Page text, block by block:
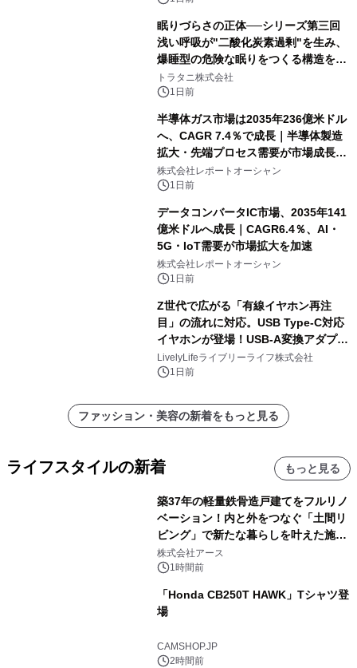
眠りづらさの正体──シリーズ第三回
浅い呼吸が"二酸化炭素過剰"を生み、
爆睡型の危険な眠りをつくる構造を解
説
トラタニ株式会社
1日前
半導体ガス市場は2035年236億米ドル
へ、CAGR 7.4％で成長｜半導体製造
拡大・先端プロセス需要が市場成長を
加速
株式会社レポートオーシャン
1日前
データコンバータIC市場、2035年141
億米ドルへ成長｜CAGR6.4％、AI・
5G・IoT需要が市場拡大を加速
株式会社レポートオーシャン
1日前
Z世代で広がる「有線イヤホン再注
目」の流れに対応。USB Type-C対応
イヤホンが登場！USB-A変換アダプタ
ー付きでスマホからパソコンまで幅広
く活用可能
LivelyLifeライブリーライフ株式会社
1日前
ファッション・美容の新着をもっと見る
ライフスタイルの新着 もっと見る
築37年の軽量鉄骨造戸建てをフルリノ
ベーション！内と外をつなぐ「土間リ
ビング」で新たな暮らしを叶えた施工
事例を株式会社アースが公開
株式会社アース
1時間前
「Honda CB250T HAWK」Tシャツ登
場
CAMSHOP.JP
2時間前